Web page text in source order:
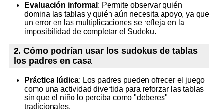
Evaluación informal : Permite observar quién
domina las tablas y quién aún necesita apoyo, ya que
un error en las multiplicaciones se refleja en la
imposibilidad de completar el Sudoku.
2. Cómo podrían usar los sudokus de tablas
los padres en casa
Práctica lúdica: Los padres pueden ofrecer el juego
como una actividad divertida para reforzar las tablas
sin que el niño lo perciba como "deberes"
tradicionales.